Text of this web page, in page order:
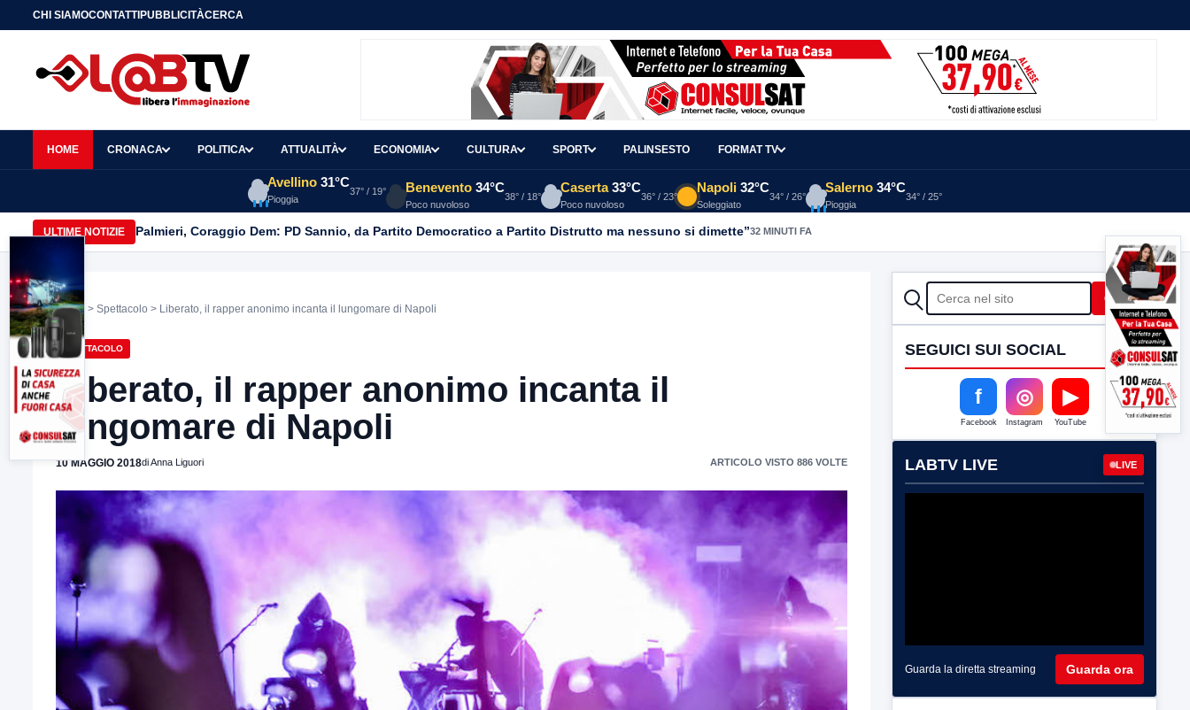
CHI SIAMOCONTATTIPUBBLICITÀCERCA
HOME CRONACA POLITICA ATTUALITÀ ECONOMIA CULTURA SPORT PALINSESTO FORMAT TV
Avellino 31°C
Pioggia
37° / 19° Benevento 34°C
Poco nuvoloso
38° / 18°
Caserta 33°C
Poco nuvoloso
36° / 23°
Napoli 32°C
Soleggiato
34° / 26°
Salerno 34°C
Pioggia
34° / 25°
ULTIME NOTIZIE Palmieri, Coraggio Dem: PD Sannio, da Partito Democratico a Partito Distrutto ma nessuno si dimette”32 MINUTI FA
Home > Spettacolo > Liberato, il rapper anonimo incanta il lungomare di Napoli
SPETTACOLO
Liberato, il rapper anonimo incanta il
lungomare di Napoli
10 MAGGIO 2018di Anna Liguori ARTICOLO VISTO 886 VOLTE
CERCA Cerca
SEGUICI SUI SOCIAL
f
Facebook
◎
Instagram
▶
YouTube
LABTV LIVE LIVE
Guarda la diretta streaming Guarda ora